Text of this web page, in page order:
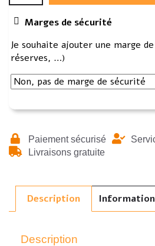
Marges de sécurité
Je souhaite ajouter une marge
réserves, …)
Paiement sécurisé
Livraisons gratuite
Description
Description